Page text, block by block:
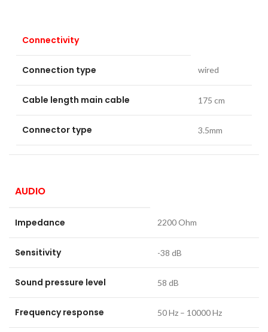
Connectivity
Connection type wired
Cable length main cable 175 cm
Connector type 3.5mm
AUDIO
Impedance 2200 Ohm
Sensitivity -38 dB
Sound pressure level 58 dB
Frequency response 50 Hz – 10000 Hz